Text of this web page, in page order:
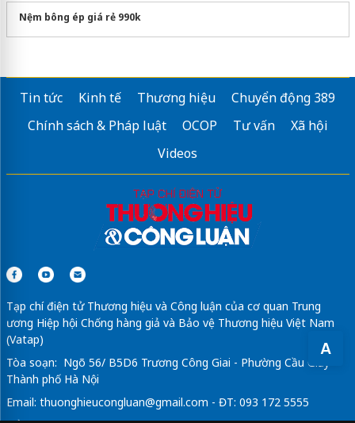
A
Dự án Hải Vân Bay Đà Nẵng
Nệm giá khoNệm giá kho
ChuyênKính ốp bếpchuẩn nhà máy VSG
CácMẫu thiết kế nhà phố đẹpmới
Nệm bông ép giá rẻ 990k
Tin tức Kinh tế Thương hiệu
Chuyển động 389
Chính sách & Pháp luật
OCOP Tư vấn
Xã hội
Videos
Tạp chí điện tử Thương hiệu và Công luận của cơ quan Trung
ương Hiệp hội Chống hàng giả và Bảo vệ Thương hiệu Việt Nam
(Vatap)
Tòa soạn: Ngõ 56/ B5D6 Trương Công Giai - Phường Cầu Giấy -
Thành phố Hà Nội
Email: thuonghieucongluan@gmail.com - ĐT: 093 172 5555